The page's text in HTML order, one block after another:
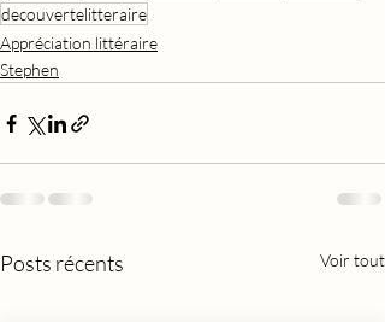
decouvertelitteraire
Appréciation littéraire
Stephen
Posts récents Voir tout